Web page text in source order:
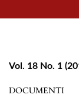
Vol. 18 No. 1
DOCUMENTI